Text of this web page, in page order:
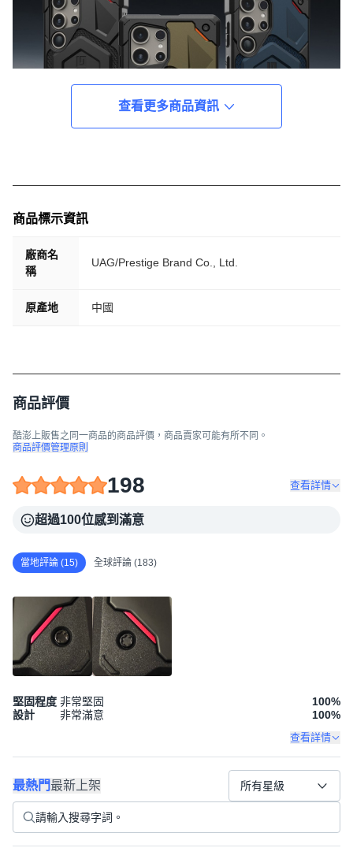
查看更多商品資訊
商品標示資訊
廠商名
稱
UAG/Prestige Brand Co., Ltd.
原產地 中國
商品評價
酷澎上販售之同一商品的商品評價，商品賣家可能有所不同。
商品評價管理原則
198 查看詳情
超過100位感到滿意
當地評論 (15) 全球評論 (183)
堅固程度 非常堅固 100%
設計
非常滿意 100%
查看詳情
最熱門最新上架 所有星級